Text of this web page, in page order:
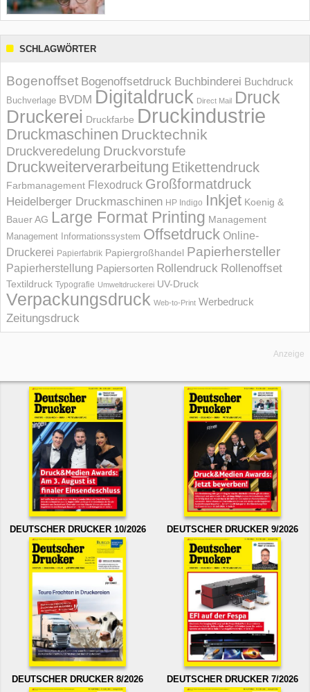
SCHLAGWÖRTER
Bogenoffset Bogenoffsetdruck Buchbinderei Buchdruck
Buchverlage BVDM Digitaldruck Direct Mail Druck
Druckerei Druckfarbe Druckindustrie
Druckmaschinen Drucktechnik
Druckveredelung Druckvorstufe
Druckweiterverarbeitung Etikettendruck
Farbmanagement Flexodruck Großformatdruck
Heidelberger Druckmaschinen HP Indigo Inkjet Koenig &
Bauer AG Large Format Printing Management
Management Informations­system Offsetdruck Online-
Druckerei Papierfabrik Papiergroßhandel Papierhersteller
Papierherstellung Papiersorten Rollendruck Rollenoffset
Textildruck Typografie Umweltdruckerei UV-Druck
Verpackungsdruck Web-to-Print Werbedruck
Zeitungsdruck
Anzeige
DEUTSCHER DRUCKER 10/2026 DEUTSCHER DRUCKER 9/2026
DEUTSCHER DRUCKER 8/2026 DEUTSCHER DRUCKER 7/2026